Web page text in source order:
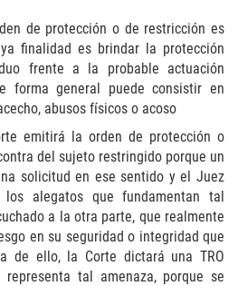
Infantil
y Solicitación
Estatutaria
Sexual
de Sentencia para Pandillas
de protección o de restricción es
finalidad es brindar la protección
frente a la probable actuación
forma general puede consistir en
abusos físicos o acoso
emitirá la orden de protección o
del sujeto restringido porque un
solicitud en ese sentido y el Juez
alegatos que fundamentan tal
a la otra parte, que realmente
en su seguridad o integridad que
de ello, la Corte dictará una TRO
tal amenaza, porque se